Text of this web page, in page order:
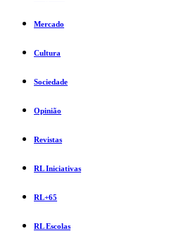
Mercado
Cultura
Sociedade
Opinião
Revistas
RL Iniciativas
RL+65
RL Escolas